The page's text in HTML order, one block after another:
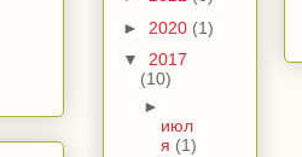
► 2020 (1)
▼ 2017
(10)
►
июл
я (1)